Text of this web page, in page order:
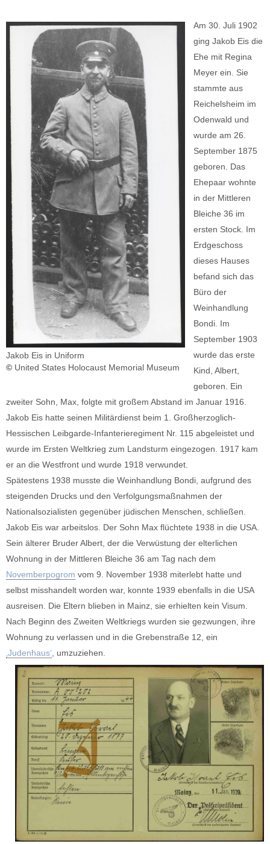
Jakob Eis in Uniform
© United States Holocaust Memorial Museum
Am 30. Juli 1902
ging Jakob Eis die
Ehe mit Regina
Meyer ein. Sie
stammte aus
Reichelsheim im
Odenwald und
wurde am 26.
September 1875
geboren. Das
Ehepaar wohnte
in der Mittleren
Bleiche 36 im
ersten Stock. Im
Erdgeschoss
dieses Hauses
befand sich das
Büro der
Weinhandlung
Bondi. Im
September 1903
wurde das erste
Kind, Albert,
geboren. Ein
zweiter Sohn, Max, folgte mit großem Abstand im Januar 1916.
Jakob Eis hatte seinen Militärdienst beim 1. Großherzoglich-
Hessischen Leibgarde-Infanterieregiment Nr. 115 abgeleistet und
wurde im Ersten Weltkrieg zum Landsturm eingezogen. 1917 kam
er an die Westfront und wurde 1918 verwundet.
Spätestens 1938 musste die Weinhandlung Bondi, aufgrund des
steigenden Drucks und den Verfolgungsmaßnahmen der
Nationalsozialisten gegenüber jüdischen Menschen, schließen.
Jakob Eis war arbeitslos. Der Sohn Max flüchtete 1938 in die USA.
Sein älterer Bruder Albert, der die Verwüstung der elterlichen
Wohnung in der Mittleren Bleiche 36 am Tag nach dem
Novemberpogrom vom 9. November 1938 miterlebt hatte und
selbst misshandelt worden war, konnte 1939 ebenfalls in die USA
ausreisen. Die Eltern blieben in Mainz, sie erhielten kein Visum.
Nach Beginn des Zweiten Weltkriegs wurden sie gezwungen, ihre
Wohnung zu verlassen und in die Grebenstraße 12, ein
‚Judenhaus‘ , umzuziehen.